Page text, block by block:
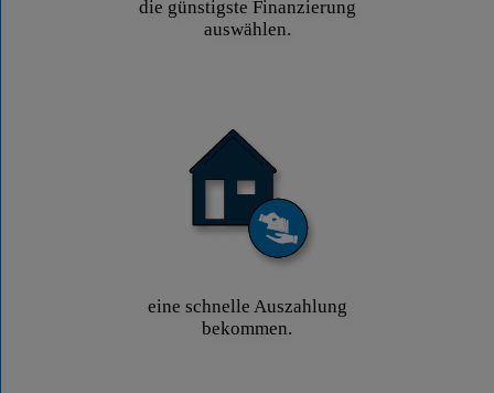
die günstigste Finanzierung
auswählen.
eine schnelle Auszahlung
bekommen.